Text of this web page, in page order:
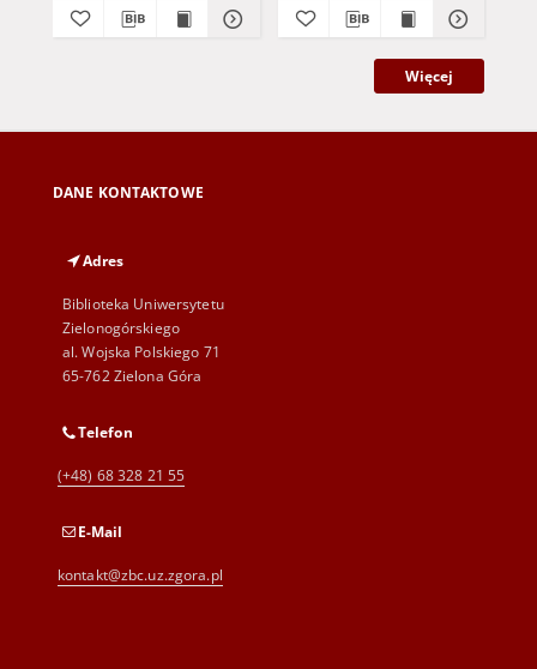
Więcej
DANE KONTAKTOWE
Adres
Biblioteka Uniwersytetu
Zielonogórskiego
al. Wojska Polskiego 71
65-762 Zielona Góra
Telefon
(+48) 68 328 21 55
E-Mail
kontakt@zbc.uz.zgora.pl